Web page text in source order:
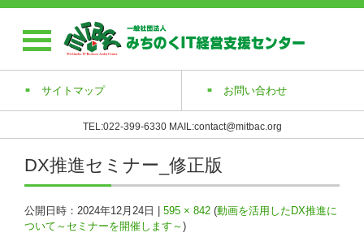
サイトマップ お問い合わせ
TEL:022-399-6330 MAIL:contact@mitbac.org
DX推進セミナー_修正版
公開日時： 2024年12月24日 595 × 842 (動画を活用したDX推進に
ついて～セミナーを開催します～)